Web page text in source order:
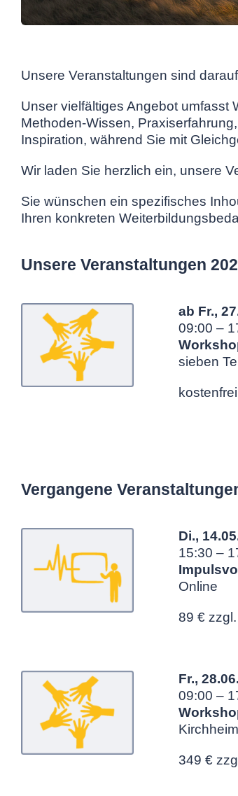
Unsere Veranstaltungen sind
Unser vielfältiges Angebot umfasst
Methoden-Wissen,
Inspiration, während Sie mit
Wir laden Sie herzlich ein, unsere
Sie wünschen ein spezifisches
Ihren konkreten
Unsere Veranstaltungen
ab Fr.,
09:00 –
sieben
kostenfrei
Vergangene
Di.,
15:30 –
Online
89 €
Fr.,
09:00 –
349 €